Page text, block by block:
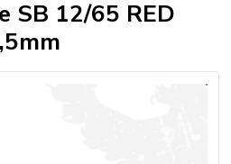
SB 12/65 RED